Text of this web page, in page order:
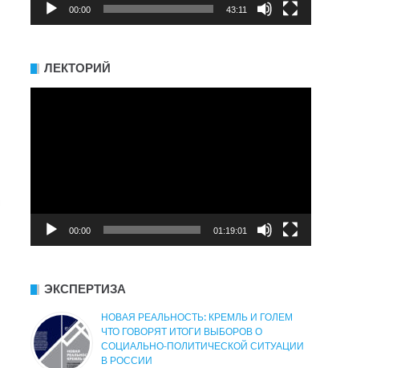
00:00 43:11
ЛЕКТОРИЙ
00:00 01:19:01
ЭКСПЕРТИЗА
НОВАЯ РЕАЛЬНОСТЬ: КРЕМЛЬ И ГОЛЕМ
ЧТО ГОВОРЯТ ИТОГИ ВЫБОРОВ О
СОЦИАЛЬНО-ПОЛИТИЧЕСКОЙ СИТУАЦИИ
В РОССИИ